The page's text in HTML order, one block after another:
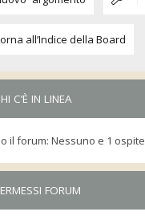
all’Indice della Board
C’È IN LINEA
il forum: Nessuno e 1 ospite
FORUM